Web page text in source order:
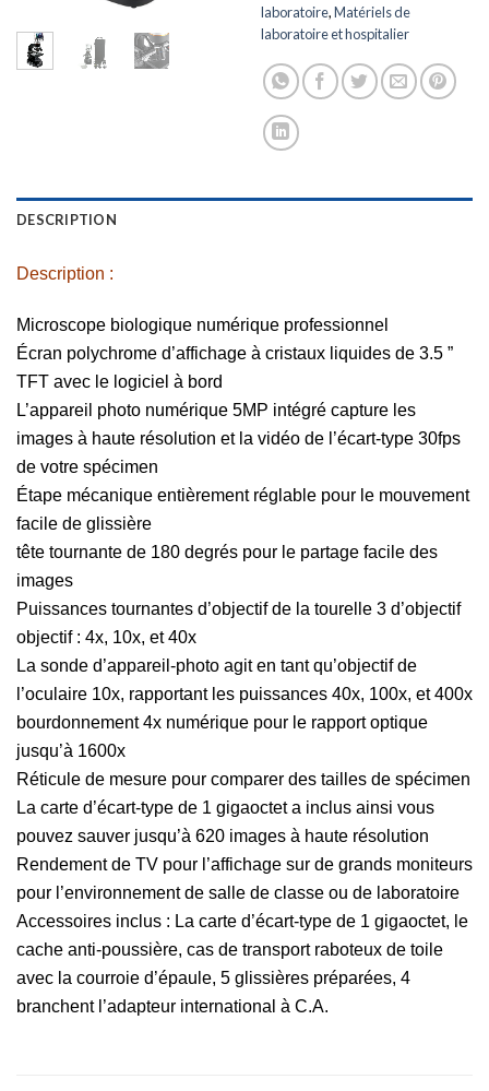
laboratoire,Matériels de
laboratoire et hospitalier
DESCRIPTION
Description :
Microscope biologique numérique professionnel
Écran polychrome d’affichage à cristaux liquides de 3.5 ”
TFT avec le logiciel à bord
L’appareil photo numérique 5MP intégré capture les
images à haute résolution et la vidéo de l’écart-type 30fps
de votre spécimen
Étape mécanique entièrement réglable pour le mouvement
facile de glissière
tête tournante de 180 degrés pour le partage facile des
images
Puissances tournantes d’objectif de la tourelle 3 d’objectif
objectif : 4x, 10x, et 40x
La sonde d’appareil-photo agit en tant qu’objectif de
l’oculaire 10x, rapportant les puissances 40x, 100x, et 400x
bourdonnement 4x numérique pour le rapport optique
jusqu’à 1600x
Réticule de mesure pour comparer des tailles de spécimen
La carte d’écart-type de 1 gigaoctet a inclus ainsi vous
pouvez sauver jusqu’à 620 images à haute résolution
Rendement de TV pour l’affichage sur de grands moniteurs
pour l’environnement de salle de classe ou de laboratoire
Accessoires inclus : La carte d’écart-type de 1 gigaoctet, le
cache anti-poussière, cas de transport raboteux de toile
avec la courroie d’épaule, 5 glissières préparées, 4
branchent l’adapteur international à C.A.